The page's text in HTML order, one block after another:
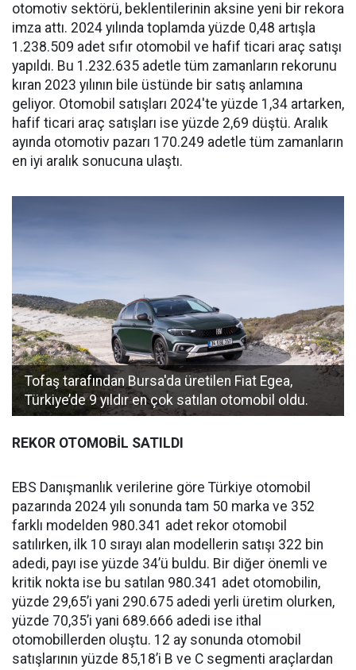
otomotiv sektörü, beklentilerinin aksine yeni bir rekora
imza attı. 2024 yılında toplamda yüzde 0,48 artışla
1.238.509 adet sıfır otomobil ve hafif ticari araç satışı
yapıldı. Bu 1.232.635 adetle tüm zamanların rekorunu
kıran 2023 yılının bile üstünde bir satış anlamına
geliyor. Otomobil satışları 2024'te yüzde 1,34 artarken,
hafif ticari araç satışları ise yüzde 2,69 düştü. Aralık
ayında otomotiv pazarı 170.249 adetle tüm zamanların
en iyi aralık sonucuna ulaştı.
Tofaş tarafından Bursa'da üretilen Fiat Egea,
Türkiye’de 9 yıldır en çok satılan otomobil oldu.
REKOR OTOMOBİL SATILDI
EBS Danışmanlık verilerine göre Türkiye otomobil
pazarında 2024 yılı sonunda tam 50 marka ve 352
farklı modelden 980.341 adet rekor otomobil
satılırken, ilk 10 sırayı alan modellerin satışı 322 bin
adedi, payı ise yüzde 34’ü buldu. Bir diğer önemli ve
kritik nokta ise bu satılan 980.341 adet otomobilin,
yüzde 29,65’i yani 290.675 adedi yerli üretim olurken,
yüzde 70,35’i yani 689.666 adedi ise ithal
otomobillerden oluştu. 12 ay sonunda otomobil
satışlarının yüzde 85,18’i B ve C segmenti araçlardan